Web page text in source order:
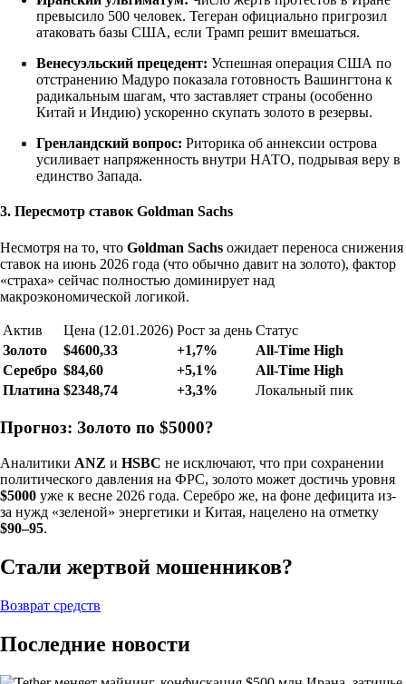
превысило 500 человек. Тегеран официально пригрозил
атаковать базы США, если Трамп решит вмешаться.
Венесуэльский прецедент: Успешная операция США по
отстранению Мадуро показала готовность Вашингтона к
радикальным шагам, что заставляет страны (особенно
Китай и Индию) ускоренно скупать золото в резервы.
Гренландский вопрос: Риторика об аннексии острова
усиливает напряженность внутри НАТО, подрывая веру в
единство Запада.
3. Пересмотр ставок Goldman Sachs
Несмотря на то, что Goldman Sachs ожидает переноса снижения
ставок на июнь 2026 года (что обычно давит на золото), фактор
«страха» сейчас полностью доминирует над
макроэкономической логикой.
Актив Цена (12.01.2026) Рост за день Статус
Золото
$4600,33 +1,7%
All-Time High
Серебро $84,60 +5,1%
All-Time High
Платина $2348,74 +3,3% Локальный пик
Прогноз: Золото по $5000?
Аналитики ANZ и HSBC не исключают, что при сохранении
политического давления на ФРС, золото может достичь уровня
$5000 уже к весне 2026 года. Серебро же, на фоне дефицита из-
за нужд «зеленой» энергетики и Китая, нацелено на отметку
$90–95.
Стали жертвой мошенников?
Возврат средств
Последние новости